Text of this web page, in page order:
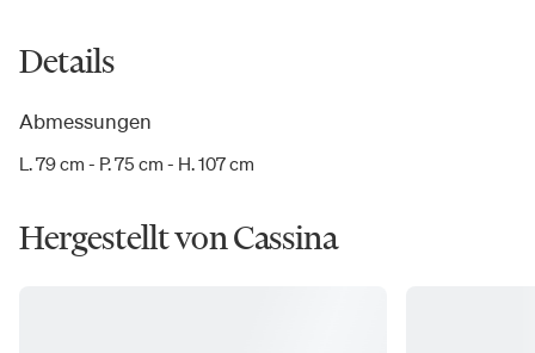
Details
Abmessungen
L. 79 cm - P. 75 cm - H. 107 cm
Hergestellt von Cassina